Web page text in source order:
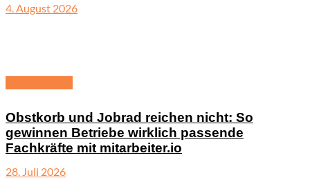
4. August 2026
Obstkorb und Jobrad reichen nicht: So
gewinnen Betriebe wirklich passende
Fachkräfte mit mitarbeiter.io
28. Juli 2026